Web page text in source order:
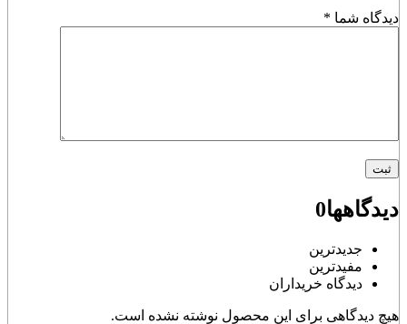
دیدگاه شما *
دیدگاهها0
جدیدترین
مفیدترین
دیدگاه خریداران
هیچ دیدگاهی برای این محصول نوشته نشده است.